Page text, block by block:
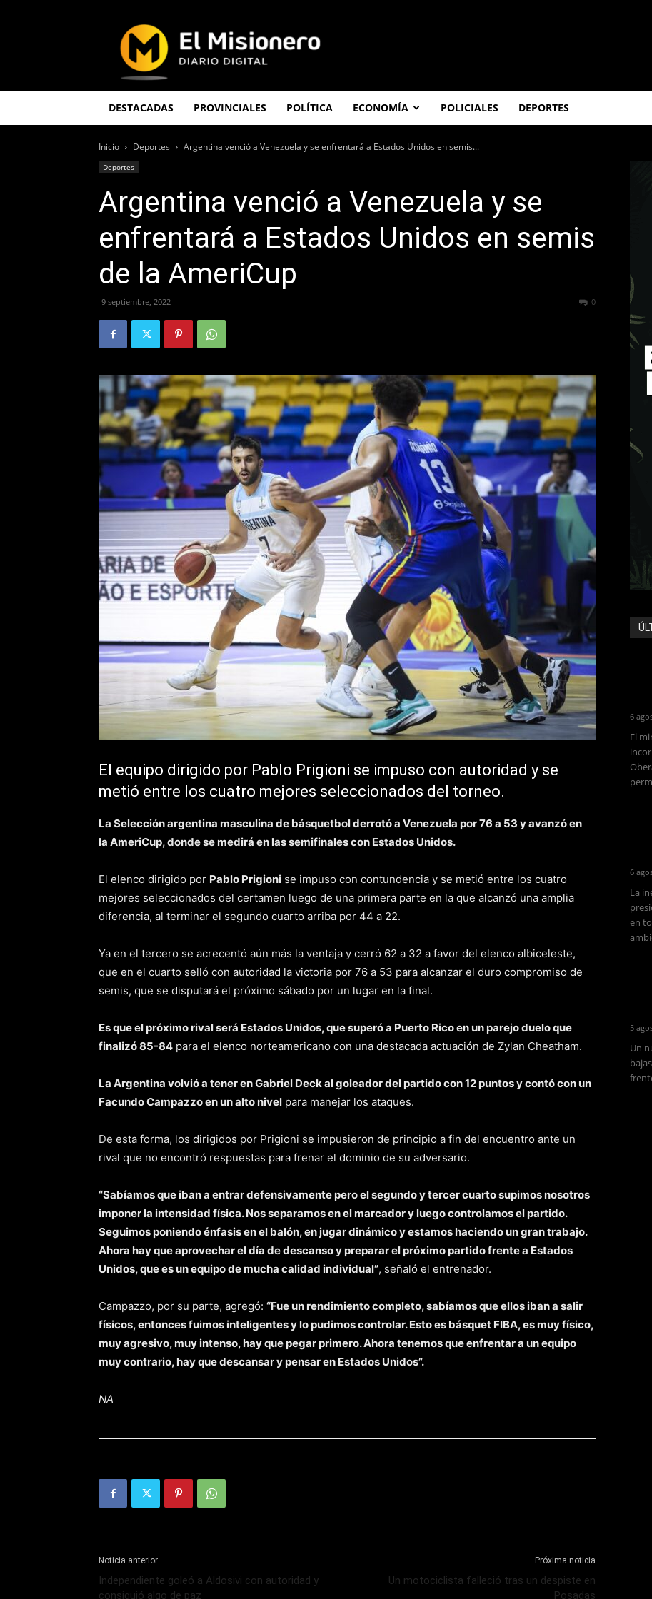
Misionero
DESTACADAS PROVINCIALES POLÍTICA ECONOMÍA POLICIALES DEPORTES
Inicio Deportes Argentina venció a Venezuela y se enfrentará a Estados Unidos en semis...
Deportes
Argentina venció a Venezuela y se
enfrentará a Estados Unidos en semis
de la AmeriCup
9 septiembre, 2022 0
El equipo dirigido por Pablo Prigioni se impuso con autoridad y se
metió entre los cuatro mejores seleccionados del torneo.
La Selección argentina masculina de básquetbol derrotó a Venezuela por 76 a 53 y avanzó en
la AmeriCup, donde se medirá en las semifinales con Estados Unidos.
El elenco dirigido por Pablo Prigioni se impuso con contundencia y se metió entre los cuatro
mejores seleccionados del certamen luego de una primera parte en la que alcanzó una amplia
diferencia, al terminar el segundo cuarto arriba por 44 a 22.
Ya en el tercero se acrecentó aún más la ventaja y cerró 62 a 32 a favor del elenco albiceleste,
que en el cuarto selló con autoridad la victoria por 76 a 53 para alcanzar el duro compromiso de
semis, que se disputará el próximo sábado por un lugar en la final.
Es que el próximo rival será Estados Unidos, que superó a Puerto Rico en un parejo duelo que
finalizó 85-84 para el elenco norteamericano con una destacada actuación de Zylan Cheatham.
La Argentina volvió a tener en Gabriel Deck al goleador del partido con 12 puntos y contó con un
Facundo Campazzo en un alto nivel para manejar los ataques.
De esta forma, los dirigidos por Prigioni se impusieron de principio a fin del encuentro ante un
rival que no encontró respuestas para frenar el dominio de su adversario.
“Sabíamos que iban a entrar defensivamente pero el segundo y tercer cuarto supimos nosotros
imponer la intensidad física. Nos separamos en el marcador y luego controlamos el partido.
Seguimos poniendo énfasis en el balón, en jugar dinámico y estamos haciendo un gran trabajo.
Ahora hay que aprovechar el día de descanso y preparar el próximo partido frente a Estados
Unidos, que es un equipo de mucha calidad individual”, señaló el entrenador.
Campazzo, por su parte, agregó: “Fue un rendimiento completo, sabíamos que ellos iban a salir
físicos, entonces fuimos inteligentes y lo pudimos controlar. Esto es básquet FIBA, es muy físico,
muy agresivo, muy intenso, hay que pegar primero. Ahora tenemos que enfrentar a un equipo
muy contrario, hay que descansar y pensar en Estados Unidos”.
NA
Noticia anterior
Independiente goleó a Aldosivi con autoridad y
consiguió algo de paz
Próxima noticia
Un motociclista falleció tras un despiste en
Posadas
6
El
6
La
en
5
Un